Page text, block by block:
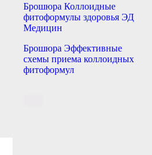
Брошюра Коллоидные
фитоформулы здоровья ЭД
Медицин
Брошюра Эффективные
схемы приема коллоидных
фитоформул